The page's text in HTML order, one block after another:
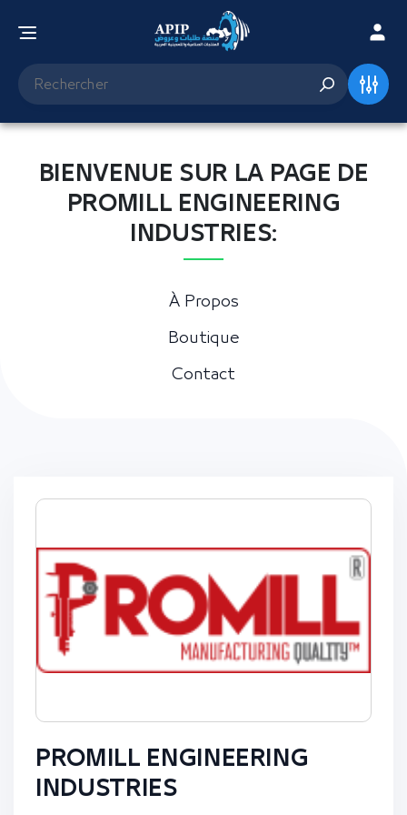
BIENVENUE SUR LA PAGE DE
PROMILL ENGINEERING
INDUSTRIES:
À Propos
Boutique
Contact
PROMILL ENGINEERING
INDUSTRIES